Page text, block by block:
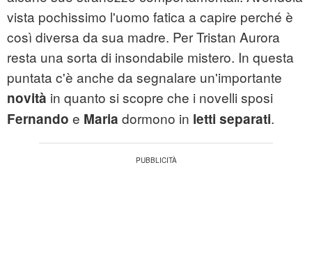
vista pochissimo l'uomo fatica a capire perché è
così diversa da sua madre. Per Tristan Aurora
resta una sorta di insondabile mistero. In questa
puntata c'è anche da segnalare un'importante
novità in quanto si scopre che i novelli sposi
Fernando e Maria dormono in letti separati.